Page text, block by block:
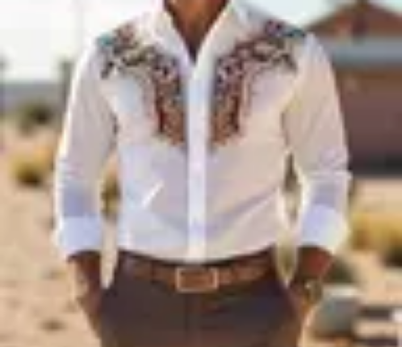
Consejos de ReservaVacaciones en familiaVacaciones en
Consejos para ReservarConsejos de Viaje
Encuentra Tu Hotel